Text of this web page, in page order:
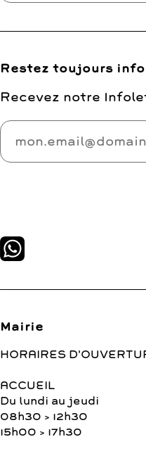
Restez toujours
Recevez notre
Mairie
HORAIRES
ACCUEIL
Du lundi au jeudi
08h30 > 12h30
15h00 > 17h30